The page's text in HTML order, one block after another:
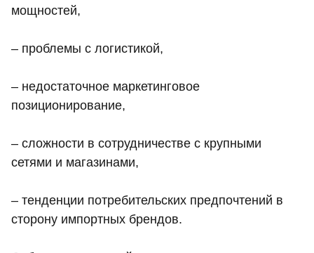
мощностей,
– проблемы с логистикой,
– недостаточное маркетинговое
позиционирование,
– сложности в сотрудничестве с крупными
сетями и магазинами,
– тенденции потребительских предпочтений в
сторону импортных брендов.